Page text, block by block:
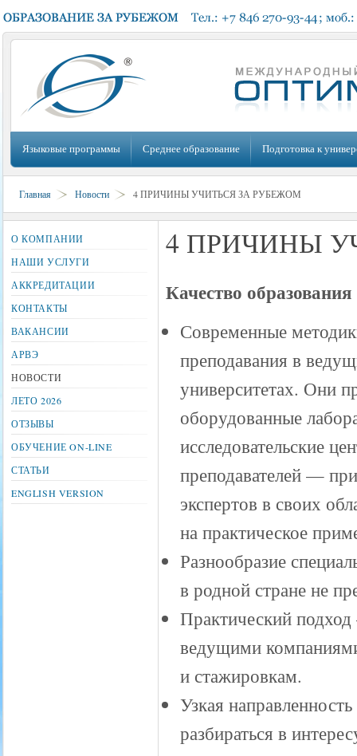
Языковые программы Среднее образование Подготовка к
Главная Новости 4 ПРИЧИНЫ УЧИТЬСЯ ЗА РУБЕЖОМ
4 ПРИЧИНЫ
Качество образования
Современные
преподавания в
университетах. Они
оборудованные
исследовательские
преподавателей —
экспертов в своих
на практическое
Разнообразие
в родной стране не
Практический
ведущими
и стажировкам.
Узкая
разбираться в
О КОМПАНИИ
НАШИ УСЛУГИ
АККРЕДИТАЦИИ
КОНТАКТЫ
ВАКАНСИИ
АРВЭ
НОВОСТИ
ЛЕТО 2026
ОТЗЫВЫ
ОБУЧЕНИЕ ON-LINE
СТАТЬИ
ENGLISH VERSION